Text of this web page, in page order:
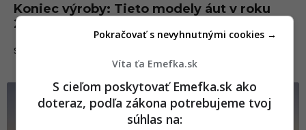
Koniec výroby: Tieto modely áut v roku
2025 zmiznú z trhu a už ich nekúpiš
SLOVENSKO
Víta ťa Emefka.sk
S cieľom poskytovať Emefka.sk ako
doteraz, podľa zákona potrebujeme tvoj
súhlas na:
Pokračovať s nevyhnutnými cookies →